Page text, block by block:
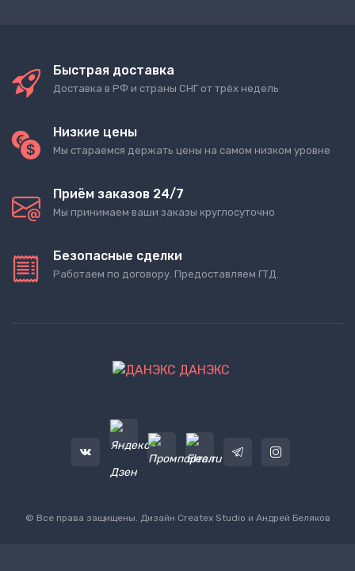
Быстрая доставка
Доставка в РФ и страны СНГ от трёх недель
Низкие цены
Мы стараемся держать цены на самом низком уровне
Приём заказов 24/7
Мы принимаем ваши заказы круглосуточно
Безопасные сделки
Работаем по договору. Предоставляем ГТД.
ДАНЭКС
© Все права защищены. Дизайн Createx Studio и Андрей Беляков